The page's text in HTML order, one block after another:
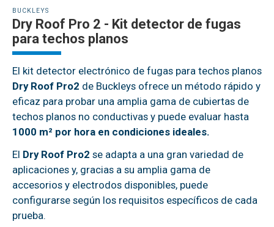
BUCKLEYS
Dry Roof Pro 2 - Kit detector de fugas
para techos planos
El kit detector electrónico de fugas para techos planos
Dry Roof Pro2 de Buckleys ofrece un método rápido y
eficaz para probar una amplia gama de cubiertas de
techos planos no conductivas y puede evaluar hasta
1000 m² por hora en condiciones ideales.
El Dry Roof Pro2 se adapta a una gran variedad de
aplicaciones y, gracias a su amplia gama de
accesorios y electrodos disponibles, puede
configurarse según los requisitos específicos de cada
prueba.